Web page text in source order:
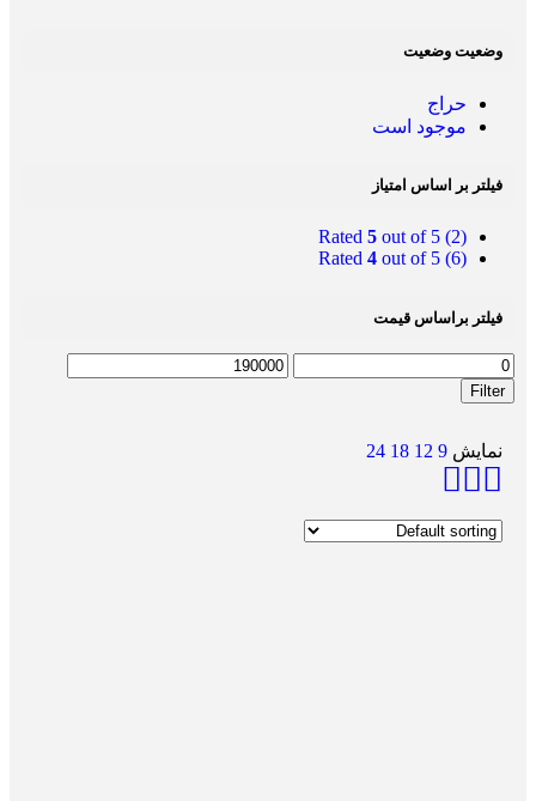
وضعیت وضعیت
حراج
موجود است
فیلتر بر اساس امتیاز
Rated 5 out of 5 (2)
Rated 4 out of 5 (6)
فیلتر براساس قیمت
Filter
نمایش 9
12
18
24